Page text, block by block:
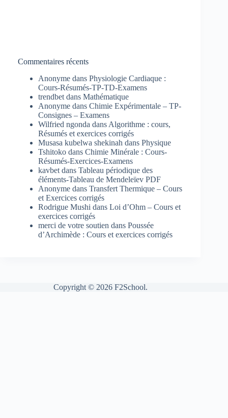
Commentaires récents
Anonyme dans Physiologie Cardiaque :
Cours-Résumés-TP-TD-Examens
trendbet dans Mathématique
Anonyme dans Chimie Expérimentale – TP-
Consignes – Examens
Wilfried ngonda dans Algorithme : cours,
Résumés et exercices corrigés
Musasa kubelwa shekinah dans Physique
Tshitoko dans Chimie Minérale : Cours-
Résumés-Exercices-Examens
kavbet dans Tableau périodique des
éléments-Tableau de Mendeleïev PDF
Anonyme dans Transfert Thermique – Cours
et Exercices corrigés
Rodrigue Mushi dans Loi d’Ohm – Cours et
exercices corrigés
merci de votre soutien dans Poussée
d’Archimède : Cours et exercices corrigés
Copyright © 2026 F2School.